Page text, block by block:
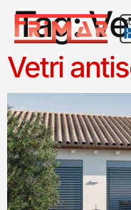
Tag:
Vetri